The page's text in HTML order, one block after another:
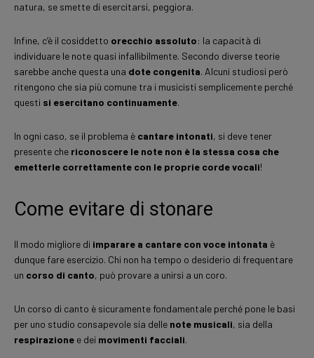
natura, se smette di esercitarsi, peggiora.
Infine, c’è il cosiddetto orecchio assoluto: la capacità di
individuare le note quasi infallibilmente. Secondo diverse teorie
sarebbe anche questa una dote congenita. Alcuni studiosi però
ritengono che sia più comune tra i musicisti semplicemente perché
questi si esercitano continuamente.
In ogni caso, se il problema è cantare intonati, si deve tener
presente che riconoscere le note non è la stessa cosa che
emetterle correttamente con le proprie corde vocali!
Come evitare di stonare
Il modo migliore di imparare a cantare con voce intonata è
dunque fare esercizio. Chi non ha tempo o desiderio di frequentare
un corso di canto, può provare a unirsi a un coro.
Un corso di canto è sicuramente fondamentale perché pone le basi
per uno studio consapevole sia delle note musicali, sia della
respirazione e dei movimenti facciali.